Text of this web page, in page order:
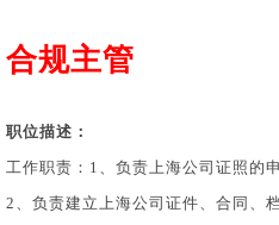
合规主管
职位描述：
工作职责：1、负责上海公司证照的
2、负责建立上海公司证件、合同、